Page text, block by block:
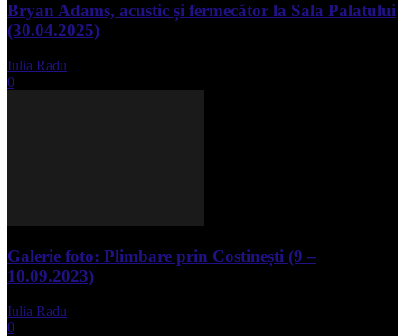
Bryan Adams, acustic și fermecător la Sala Palatului
(30.04.2025)
Iulia Radu
0
Galerie foto: Plimbare prin Costinești (9 –
10.09.2023)
Iulia Radu
0